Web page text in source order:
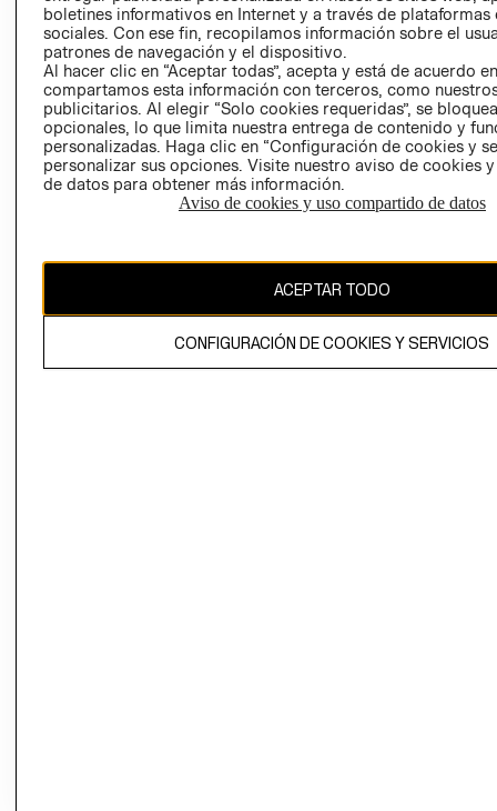
AVISO DE
COOKIES
Uruguay ($U)
El contenido de esta página web está protegido por copyright y es
propiedad de H&M Hennes & Mauritz AB.
boletines informativos en Internet y a través de plataformas
sociales. Con ese fin, recopilamos información sobre el
patrones de navegación y el dispositivo.
Al hacer clic en “Aceptar todas”, acepta y está de acuerdo
compartamos esta información con terceros, como
publicitarios. Al elegir “Solo cookies requeridas”, se
opcionales, lo que limita nuestra entrega de contenido y
personalizadas. Haga clic en “Configuración de cookies y
personalizar sus opciones. Visite nuestro aviso de cookies
de datos para obtener más información.
Aviso de cookies y uso compartido de datos
ACEPTAR TODO
CONFIGURACIÓN DE COOKIES Y SERVICIOS